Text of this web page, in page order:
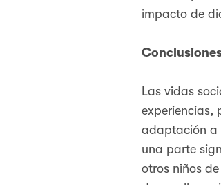
impacto de
Las vidas
experiencias,
adaptación a
una parte
otros niños